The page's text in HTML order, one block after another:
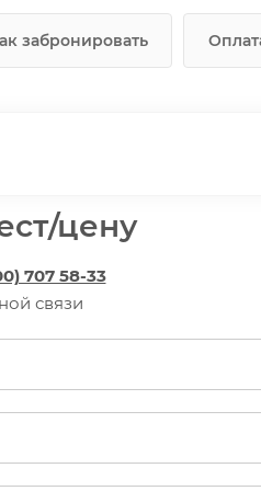
забронировать
цену
707 58-33
связи